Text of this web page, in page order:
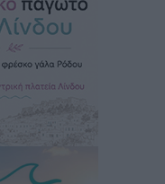
αυτοκίνητο,
Τουρισμό